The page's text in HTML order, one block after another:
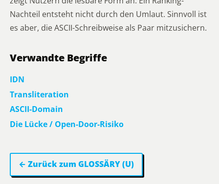
Nachteil entsteht nicht durch den Umlaut. Sinnvoll ist
es aber, die ASCII-Schreibweise als Paar mitzusichern.
Verwandte Begriffe
IDN
Transliteration
ASCII-Domain
Die Lücke / Open-Door-Risiko
← Zurück zum GLOSSÄRY (U)